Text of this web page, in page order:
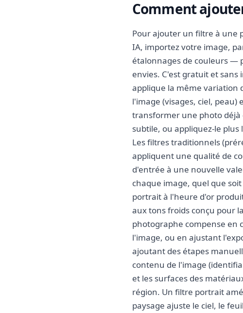
Comment
Pour ajouter un filtre à une
IA, importez votre image,
étalonnages de couleurs —
envies. C'est gratuit et
applique la même variation
l'image (visages, ciel,
transformer une photo
subtile, ou appliquez-le
Les filtres traditionnels
appliquent une qualité de
d'entrée à une nouvelle
chaque image, quel que
portrait à l'heure d'or
aux tons froids conçu pour
photographe compense en
l'image, ou en ajustant
ajoutant des étapes
contenu de l'image
et les surfaces des
région. Un filtre portrait
paysage ajuste le ciel, le